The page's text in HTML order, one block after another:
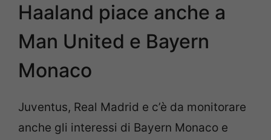
Haaland piace anche a
Man United e Bayern
Monaco
Juventus, Real Madrid e c’è da monitorare
anche gli interessi di Bayern Monaco e